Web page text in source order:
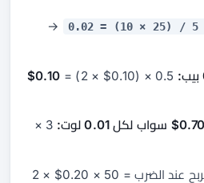
→
0.10$
3 ×
الربح عند الضرب = 50 × 0.20$ × 2